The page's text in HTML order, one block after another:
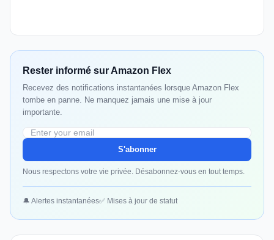
Rester informé sur Amazon Flex
Recevez des notifications instantanées lorsque Amazon Flex
tombe en panne. Ne manquez jamais une mise à jour
importante.
S'abonner
Nous respectons votre vie privée. Désabonnez-vous en tout temps.
🔔 Alertes instantanées✅ Mises à jour de statut